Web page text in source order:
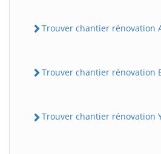
Trouver chantier rénovation
Trouver chantier rénovation
Trouver chantier rénovation